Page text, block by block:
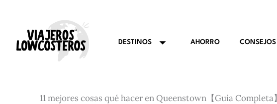
contenido
DESTINOS AHORRO CONSEJOS
11 mejores cosas qué hacer en Queenstown【Guía Completa】